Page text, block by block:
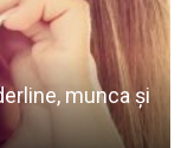
munca și